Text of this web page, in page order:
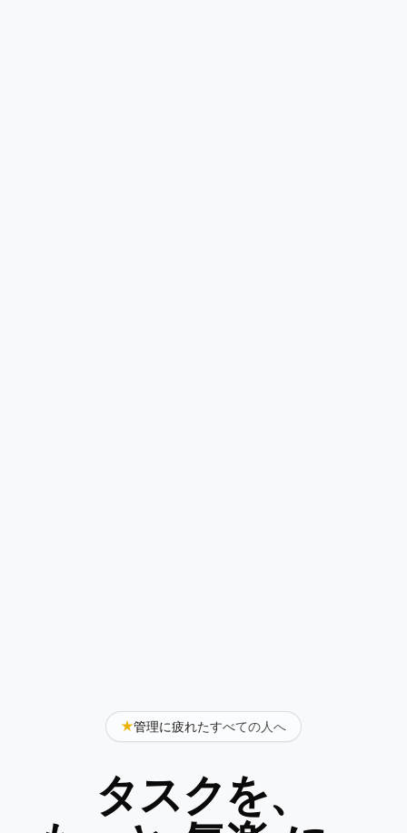
管理に疲れたすべての人へ
タスクを、